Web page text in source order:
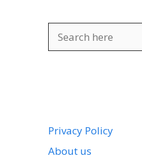
Privacy Policy
About us